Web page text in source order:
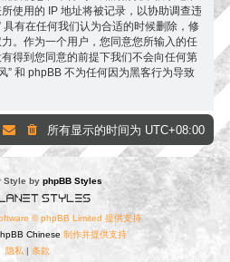
使用的 IP 地址将被记录，以协助调查违
具有在任何我们认为合适的时候删除，修
。作为一个用户，您同意您所输入的任
得到您同意的前提下我们不会向任何第
” 和 phpBB 不为任何因为黑客行为导致
所有显示的时间为 UTC+08:00
Style by phpBB Styles
© phpBB Limited 提供支持
Chinese 制作并提供支持
隐私 | 条款